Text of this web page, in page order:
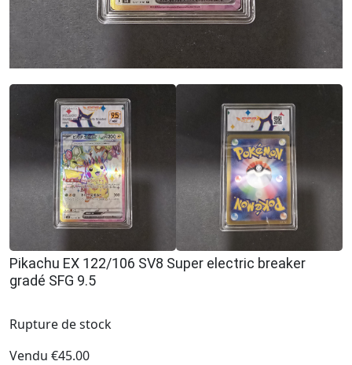
Pikachu EX 122/106 SV8 Super electric breaker
gradé SFG 9.5
Rupture de stock
Vendu €45.00